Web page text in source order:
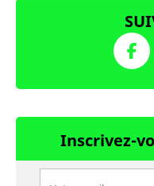
Inscrivez-